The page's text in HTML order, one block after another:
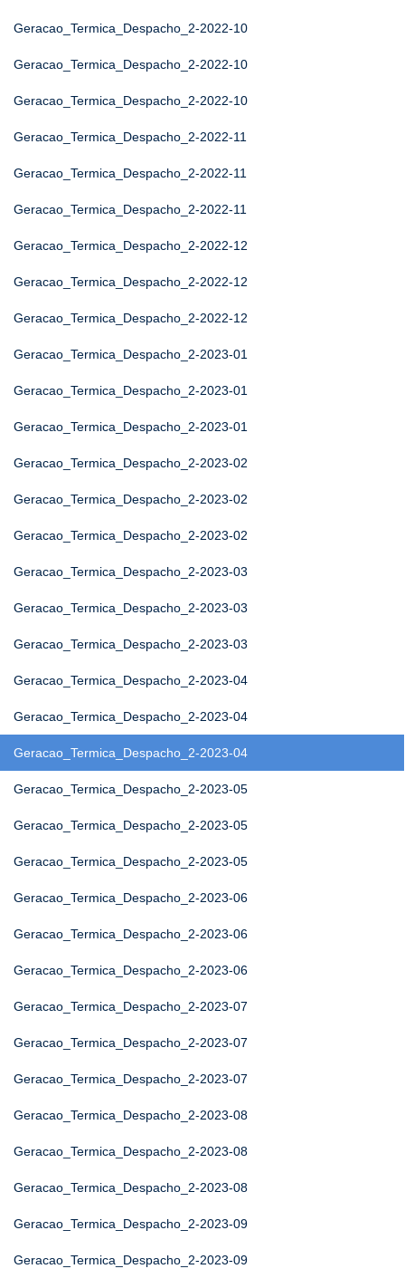
Geracao_Termica_Despacho_2-2022-10
Geracao_Termica_Despacho_2-2022-10
Geracao_Termica_Despacho_2-2022-10
Geracao_Termica_Despacho_2-2022-11
Geracao_Termica_Despacho_2-2022-11
Geracao_Termica_Despacho_2-2022-11
Geracao_Termica_Despacho_2-2022-12
Geracao_Termica_Despacho_2-2022-12
Geracao_Termica_Despacho_2-2022-12
Geracao_Termica_Despacho_2-2023-01
Geracao_Termica_Despacho_2-2023-01
Geracao_Termica_Despacho_2-2023-01
Geracao_Termica_Despacho_2-2023-02
Geracao_Termica_Despacho_2-2023-02
Geracao_Termica_Despacho_2-2023-02
Geracao_Termica_Despacho_2-2023-03
Geracao_Termica_Despacho_2-2023-03
Geracao_Termica_Despacho_2-2023-03
Geracao_Termica_Despacho_2-2023-04
Geracao_Termica_Despacho_2-2023-04
Geracao_Termica_Despacho_2-2023-04
Geracao_Termica_Despacho_2-2023-05
Geracao_Termica_Despacho_2-2023-05
Geracao_Termica_Despacho_2-2023-05
Geracao_Termica_Despacho_2-2023-06
Geracao_Termica_Despacho_2-2023-06
Geracao_Termica_Despacho_2-2023-06
Geracao_Termica_Despacho_2-2023-07
Geracao_Termica_Despacho_2-2023-07
Geracao_Termica_Despacho_2-2023-07
Geracao_Termica_Despacho_2-2023-08
Geracao_Termica_Despacho_2-2023-08
Geracao_Termica_Despacho_2-2023-08
Geracao_Termica_Despacho_2-2023-09
Geracao_Termica_Despacho_2-2023-09